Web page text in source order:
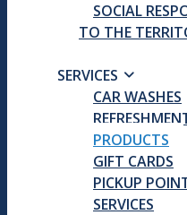
SOCIAL
TO THE
SERVICES
CAR WASHES
PRODUCTS
GIFT CARDS
PICKUP
SERVICES